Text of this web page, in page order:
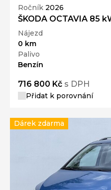
Ročník 2026
ŠKODA OCTAVIA 85
Nájezd
0 km
Palivo
Benzín
716 800 Kč s DPH
Přidat k porovnání
Dárek zdarma